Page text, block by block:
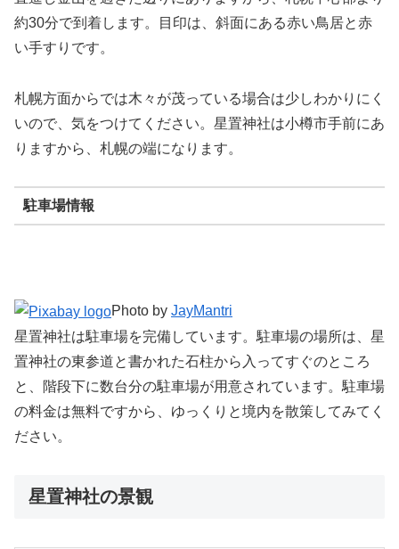
約30分で到着します。目印は、斜面にある赤い鳥居と赤
い手すりです。
札幌方面からでは木々が茂っている場合は少しわかりにく
いので、気をつけてください。星置神社は小樽市手前にあ
りますから、札幌の端になります。
駐車場情報
Photo by JayMantri
星置神社は駐車場を完備しています。駐車場の場所は、星
置神社の東参道と書かれた石柱から入ってすぐのところ
と、階段下に数台分の駐車場が用意されています。駐車場
の料金は無料ですから、ゆっくりと境内を散策してみてく
ださい。
星置神社の景観